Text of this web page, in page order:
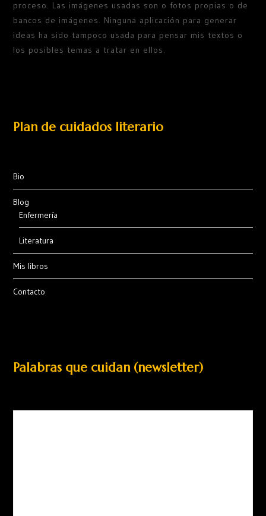
proceso. Las imágenes usadas son o fotos propias o de
bancos de imágenes. Ninguna aplicación para generar
ideas ha sido tampoco usada para pensar mis textos o
los posibles temas a tratar en ellos.
Plan de cuidados literario
Bio
Blog
Enfermería
Literatura
Mis libros
Contacto
Palabras que cuidan (newsletter)